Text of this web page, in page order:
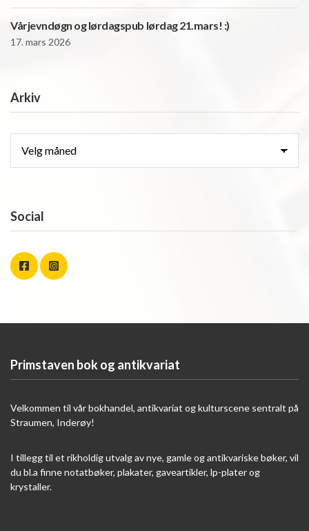
Vårjevndøgn og lørdagspub lørdag 21.mars! :)
17. mars 2026
Arkiv
Social
Primstaven bok og antikvariat
Velkommen til vår bokhandel, antikvariat og kulturscene sentralt på
Straumen, Inderøy!
I tillegg til et rikholdig utvalg av nye, gamle og antikvariske bøker, vil
du bl.a finne notatbøker, plakater, gaveartikler, lp-plater og
krystaller.